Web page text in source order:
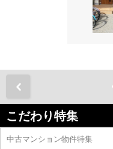
こだわり特集
中古マンション物件特集